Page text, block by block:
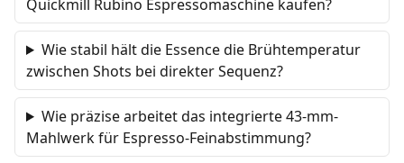
Quickmill Rubino Espressomaschine kaufen?
Wie stabil hält die Essence die Brühtemperatur
zwischen Shots bei direkter Sequenz?
Wie präzise arbeitet das integrierte 43-mm-
Mahlwerk für Espresso-Feinabstimmung?